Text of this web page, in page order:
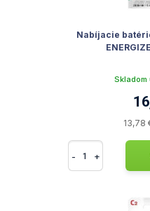
Nabíjacie
Skladom
13,78
- +